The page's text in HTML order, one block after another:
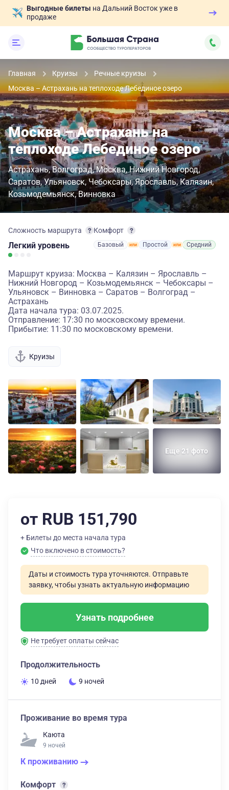
Выгодные билеты на Дальний Восток уже в
продаже
Главная Круизы
Речные круизы
Москва – Астрахань на теплоходе Лебединое озеро
Москва – Астрахань на
теплоходе Лебединое озеро
Астрахань Волгоград Москва Нижний Новгород
Саратов Ульяновск Чебоксары Ярославль Калязин
Козьмодемьянск Винновка
Сложность маршрута
Легкий уровень
Комфорт
Базовый Простой Средний
Маршрут круиза: Москва – Калязин – Ярославль –
Нижний Новгород – Козьмодемьянск – Чебоксары –
Ульяновск – Винновка – Саратов – Волгоград –
Астрахань
Дата начала тура: 03.07.2025.
Отправление: 17:30 по московскому времени.
Прибытие: 11:30 по московскому времени.
Круизы
Еще 21 фото
от RUB 151,790
+ Билеты до места начала тура
Что включено в стоимость?
Даты и стоимость тура уточняются. Отправьте
заявку, чтобы узнать актуальную информацию
Узнать подробнее
Не требует оплаты сейчас
Продолжительность
10 дней 9 ночей
Проживание во время тура
Каюта
9 ночей
К проживанию
Комфорт